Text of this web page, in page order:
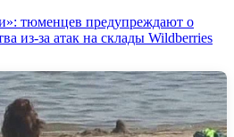
тюменцев предупреждают о
из-за атак на склады Wildberries